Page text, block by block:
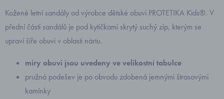
Kožené letní sandály od výrobce dětské obuvi PROTETIKA Kids®. V
přední části sandálů je pod kytičkami skrytý suchý zip, kterým se
upraví šíře obuvi v oblasti nártu.
míry obuvi jsou uvedeny ve velikostní tabulce
pružná podešev je po obvodu zdobená jemnými štrasovými
kamínky